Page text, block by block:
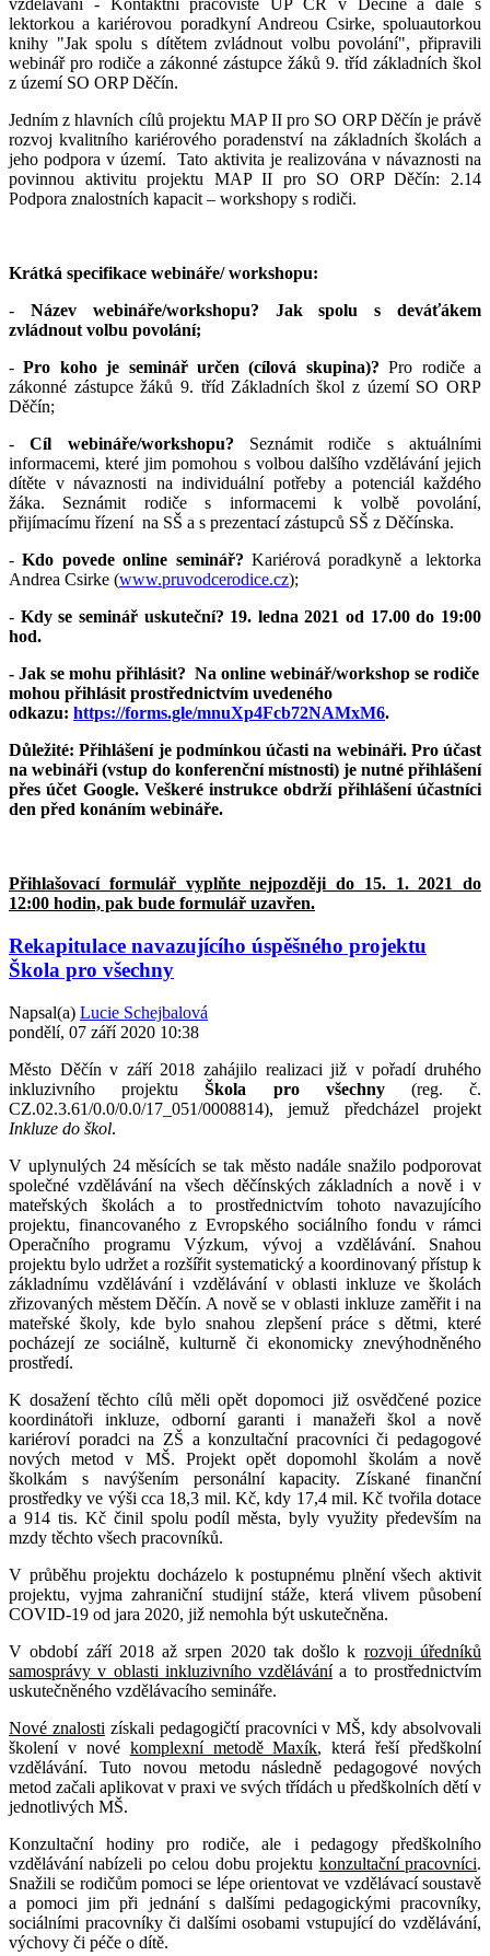
vzdělávání - Kontaktní pracoviště ÚP ČR v Děčíně a dále s
lektorkou a kariérovou poradkyní Andreou Csirke, spoluautorkou
knihy "Jak spolu s dítětem zvládnout volbu povolání", připravili
webinář pro rodiče a zákonné zástupce žáků 9. tříd základních škol
z území SO ORP Děčín.
Jedním z hlavních cílů projektu MAP II pro SO ORP Děčín je právě
rozvoj kvalitního kariérového poradenství na základních školách a
jeho podpora v území. Tato aktivita je realizována v návaznosti na
povinnou aktivitu projektu MAP II pro SO ORP Děčín: 2.14
Podpora znalostních kapacit – workshopy s rodiči.
Krátká specifikace webináře/ workshopu:
- Název webináře/workshopu?
Jak spolu s deváťákem
zvládnout volbu povolání;
-Pro koho je seminář určen (cílová skupina)? Pro rodiče a
zákonné zástupce žáků 9. tříd Základních škol z území SO ORP
Děčín;
-Cíl webináře/workshopu? Seznámit rodiče s aktuálními
informacemi, které jim pomohou s volbou dalšího vzdělávání jejich
dítěte v návaznosti na individuální potřeby a potenciál každého
žáka. Seznámit rodiče s informacemi k volbě povolání,
přijímacímu řízení na SŠ a s prezentací zástupců SŠ z Děčínska.
-Kdo povede online seminář? Kariérová poradkyně a lektorka
Andrea Csirke (www.pruvodcerodice.cz);
- Kdy se seminář uskuteční? 19. ledna 2021 od 17.00 do 19:00
hod.
- Jak se mohu přihlásit? Na online webinář/workshop se rodiče
mohou přihlásit prostřednictvím uvedeného
odkazu: https://forms.gle/mnuXp4Fcb72NAMxM6.
Důležité:Přihlášení je podmínkou účasti na webináři. Pro účast
na webináři (vstup do konferenční místnosti) je nutné přihlášení
přes účet Google. Veškeré instrukce obdrží přihlášení účastníci
den před konáním webináře.
Přihlašovací formulář vyplňte nejpozději do 15. 1. 2021 do
12:00 hodin, pak bude formulář uzavřen.
Rekapitulace navazujícího úspěšného projektu
Škola pro všechny
Napsal(a) Lucie Schejbalová
pondělí, 07 září 2020 10:38
Město Děčín v září 2018 zahájilo realizaci již v pořadí druhého
inkluzivního projektuŠkola pro všechny (reg. č.
CZ.02.3.61/0.0/0.0/17_051/0008814), jemuž předcházel projekt
Inkluze do škol.
V uplynulých 24 měsících se tak město nadále snažilo podporovat
společné vzdělávání na všech děčínských základních a nově i v
mateřských školách a to prostřednictvím tohoto navazujícího
projektu, financovaného z Evropského sociálního fondu v rámci
Operačního programu Výzkum, vývoj a vzdělávání. Snahou
projektu bylo udržet a rozšířit systematický a koordinovaný přístup k
základnímu vzdělávání i vzdělávání v oblasti inkluze ve školách
zřizovaných městem Děčín. A nově se v oblasti inkluze zaměřit i na
mateřské školy, kde bylo snahou zlepšení práce s dětmi, které
pocházejí ze sociálně, kulturně či ekonomicky znevýhodněného
prostředí.
K dosažení těchto cílů měli opět dopomoci již osvědčené pozice
koordinátoři inkluze, odborní garanti i manažeři škol a nově
kariéroví poradci na ZŠ a konzultační pracovníci či pedagogové
nových metod v MŠ. Projekt opět dopomohl školám a nově
školkám s navýšením personální kapacity. Získané finanční
prostředky ve výši cca 18,3 mil. Kč, kdy 17,4 mil. Kč tvořila dotace
a 914 tis. Kč činil spolu podíl města, byly využity především na
mzdy těchto všech pracovníků.
V průběhu projektu docházelo k postupnému plnění všech aktivit
projektu, vyjma zahraniční studijní stáže, která vlivem působení
COVID-19 od jara 2020, již nemohla být uskutečněna.
V období září 2018 až srpen 2020 tak došlo k rozvoji úředníků
samosprávy v oblasti inkluzivního vzdělávánía to prostřednictvím
uskutečněného vzdělávacího semináře.
Nové znalosti získali pedagogičtí pracovníci v MŠ, kdy absolvovali
školení v nové komplexní metodě Maxík, která řeší předškolní
vzdělávání. Tuto novou metodu následně pedagogové nových
metod začali aplikovat v praxi ve svých třídách u předškolních dětí v
jednotlivých MŠ.
Konzultační hodiny pro rodiče, ale i pedagogy předškolního
vzdělávání nabízeli po celou dobu projektu konzultační pracovníci.
Snažili se rodičům pomoci se lépe orientovat ve vzdělávací soustavě
a pomoci jim při jednání s dalšími pedagogickými pracovníky,
sociálními pracovníky či dalšími osobami vstupující do vzdělávání,
výchovy či péče o dítě.